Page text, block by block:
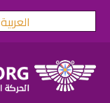
Skip
العربية